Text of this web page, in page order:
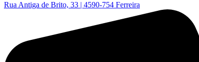
Rua Antiga de Brito, 33 | 4590-754 Ferreira